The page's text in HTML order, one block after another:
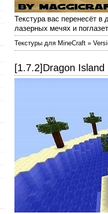
Текстура вас перенесёт
лазерных мечях и
Текстуры для MineCraft »
[1.7.2]Dragon Island